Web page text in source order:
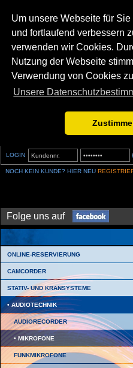
Um unsere Webseite für
und fortlaufend verbessern
verwenden wir Cookies.
Nutzung der Webseite
Verwendung von Cookies
Unsere
LOGIN
NOCH KEIN KUNDE? HIER NEU
Folge uns auf
ONLINE-RESERVIERUNG
CAMCORDER
STATIV- UND KRANSYSTEME
AUDIOTECHNIK
AUDIORECORDER
MIKROFONE
FUNKMIKROFONE